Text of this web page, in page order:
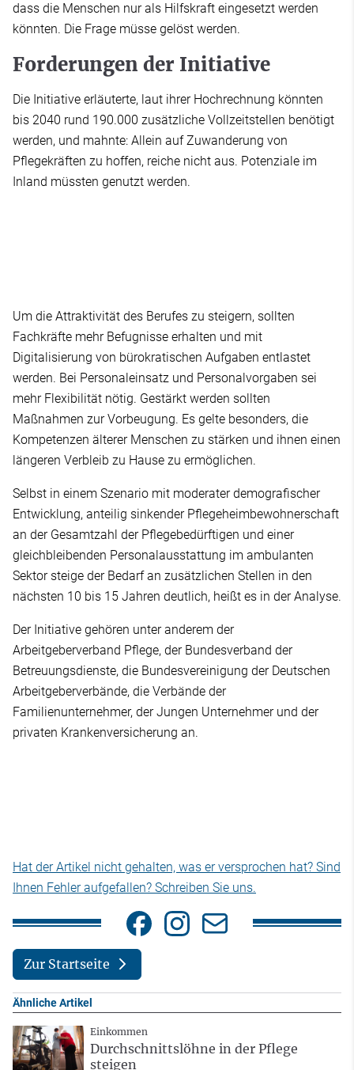
dass die Menschen nur als Hilfskraft eingesetzt werden
könnten. Die Frage müsse gelöst werden.
Forderungen der Initiative
Die Initiative erläuterte, laut ihrer Hochrechnung könnten
bis 2040 rund 190.000 zusätzliche Vollzeitstellen benötigt
werden, und mahnte: Allein auf Zuwanderung von
Pflegekräften zu hoffen, reiche nicht aus. Potenziale im
Inland müssten genutzt werden.
Um die Attraktivität des Berufes zu steigern, sollten
Fachkräfte mehr Befugnisse erhalten und mit
Digitalisierung von bürokratischen Aufgaben entlastet
werden. Bei Personaleinsatz und Personalvorgaben sei
mehr Flexibilität nötig. Gestärkt werden sollten
Maßnahmen zur Vorbeugung. Es gelte besonders, die
Kompetenzen älterer Menschen zu stärken und ihnen einen
längeren Verbleib zu Hause zu ermöglichen.
Selbst in einem Szenario mit moderater demografischer
Entwicklung, anteilig sinkender Pflegeheimbewohnerschaft
an der Gesamtzahl der Pflegebedürftigen und einer
gleichbleibenden Personalausstattung im ambulanten
Sektor steige der Bedarf an zusätzlichen Stellen in den
nächsten 10 bis 15 Jahren deutlich, heißt es in der Analyse.
Der Initiative gehören unter anderem der
Arbeitgeberverband Pflege, der Bundesverband der
Betreuungsdienste, die Bundesvereinigung der Deutschen
Arbeitgeberverbände, die Verbände der
Familienunternehmer, der Jungen Unternehmer und der
privaten Krankenversicherung an.
Hat der Artikel nicht gehalten, was er versprochen hat? Sind
Ihnen Fehler aufgefallen? Schreiben Sie uns.
Zur Startseite
Ähnliche Artikel
Einkommen
Durchschnittslöhne in der Pflege
steigen